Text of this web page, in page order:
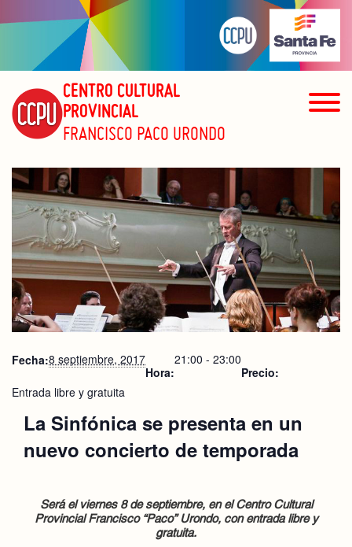
CENTRO CULTURAL
PROVINCIAL
FRANCISCO PACO URONDO
Fecha:8 septiembre, 2017
Hora:
21:00 - 23:00
Precio:
Entrada libre y gratuita
La Sinfónica se presenta en un
nuevo concierto de temporada
Será el viernes 8 de septiembre, en el Centro Cultural
Provincial Francisco “Paco” Urondo, con entrada libre y
gratuita.